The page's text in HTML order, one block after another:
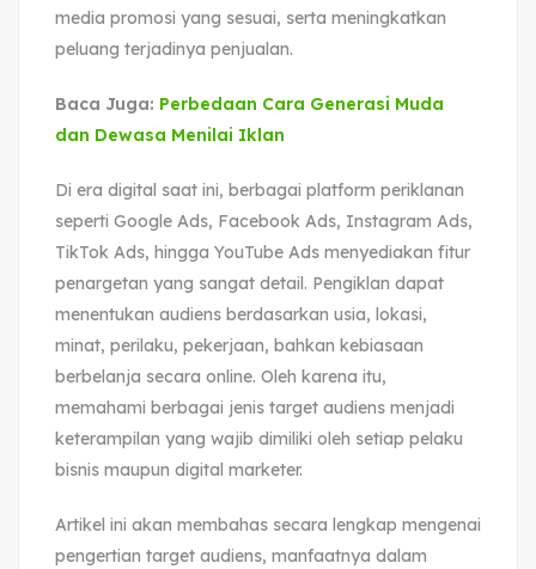
media promosi yang sesuai, serta meningkatkan
peluang terjadinya penjualan.
Baca Juga: Perbedaan Cara Generasi Muda
dan Dewasa Menilai Iklan
Di era digital saat ini, berbagai platform periklanan
seperti Google Ads, Facebook Ads, Instagram Ads,
TikTok Ads, hingga YouTube Ads menyediakan fitur
penargetan yang sangat detail. Pengiklan dapat
menentukan audiens berdasarkan usia, lokasi,
minat, perilaku, pekerjaan, bahkan kebiasaan
berbelanja secara online. Oleh karena itu,
memahami berbagai jenis target audiens menjadi
keterampilan yang wajib dimiliki oleh setiap pelaku
bisnis maupun digital marketer.
Artikel ini akan membahas secara lengkap mengenai
pengertian target audiens, manfaatnya dalam